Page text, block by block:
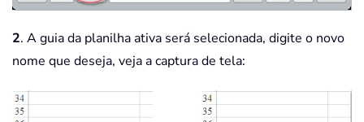
2. A guia da planilha ativa será selecionada, digite o novo
nome que deseja, veja a captura de tela: